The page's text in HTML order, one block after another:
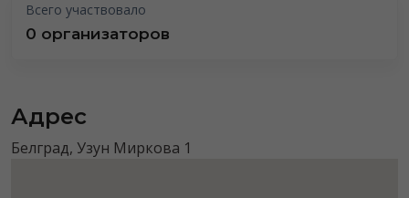
Всего участвовало
0 организаторов
Адрес
Белград, Узун Миркова 1